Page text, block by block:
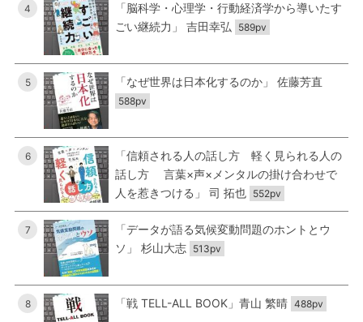
4
「脳科学・心理学・行動経済学から導いたす
ごい継続力」 吉田幸弘
589pv
5 「なぜ世界は日本化するのか」 佐藤芳直
588pv
6
「信頼される人の話し方 軽く見られる人の
話し方 言葉×声×メンタルの掛け合わせで
人を惹きつける」 司 拓也 552pv
7
「データが語る気候変動問題のホントとウ
ソ」 杉山大志 513pv
8 「戦 TELL-ALL BOOK」青山 繁晴 488pv